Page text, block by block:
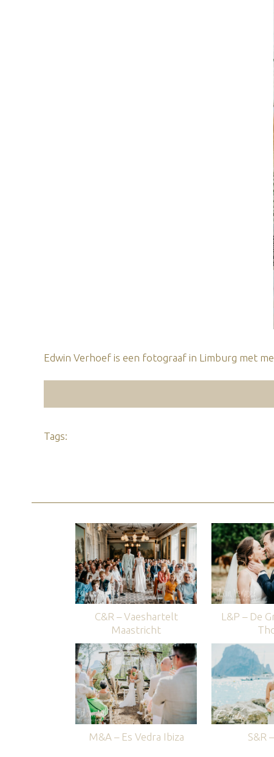
Edwin Verhoef is een fotograaf in Limburg met
Tags:
C&R – Vaeshartelt
Maastricht
L&P – De
M&A – Es Vedra Ibiza S&R